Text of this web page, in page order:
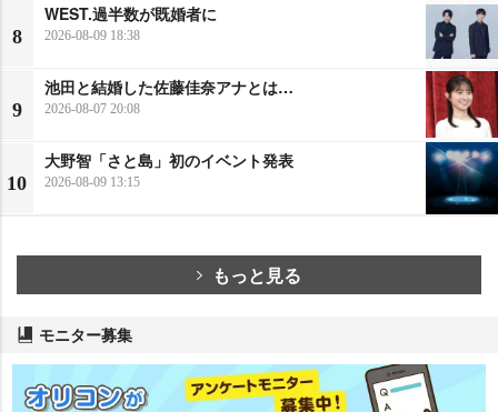
8
WEST.過半数が既婚者に
2026-08-09 18:38
9
池田と結婚した佐藤佳奈アナとは…
2026-08-07 20:08
10
大野智「さと島」初のイベント発表
2026-08-09 13:15
もっと見る
モニター募集